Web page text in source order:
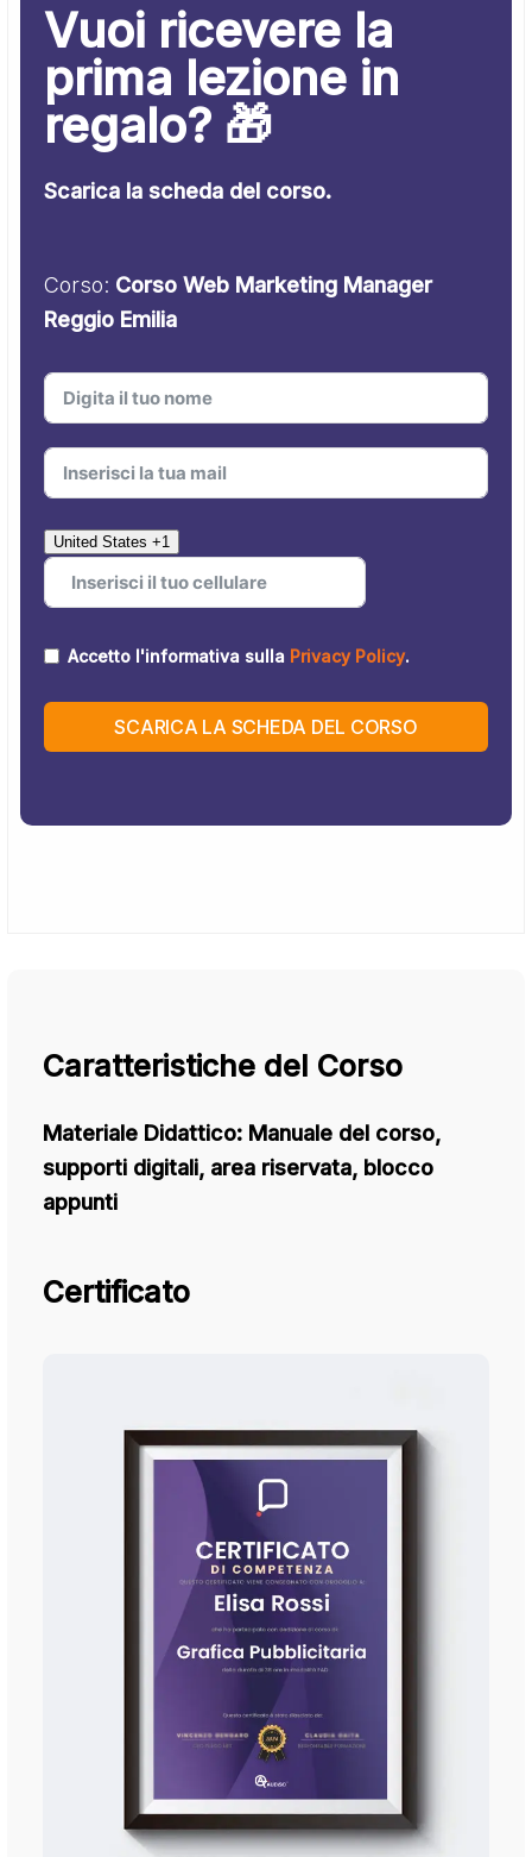
Vuoi ricevere la
prima lezione in
regalo? 🎁
Scarica la scheda del corso.
Corso: Corso Web Marketing Manager
Reggio Emilia
United States +1
Accetto l'informativa sulla Privacy Policy.
SCARICA LA SCHEDA DEL CORSO
Caratteristiche del Corso
Materiale Didattico: Manuale del corso,
supporti digitali, area riservata, blocco
appunti
Certificato